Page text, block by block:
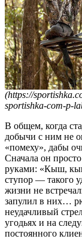
(https://
sportishka-com-p-
В общем, когда
добычи с ним не
«помеху», дабы
Сначала он
руками: «Кыш,
ступор — такого
жизни не
запулил в них…
неудачливый
угодьях и на
постоянного